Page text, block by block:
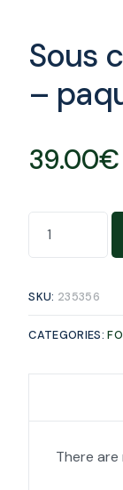
Sous
–
39.00€
SKU: 235356
CATEGORIES:
There are